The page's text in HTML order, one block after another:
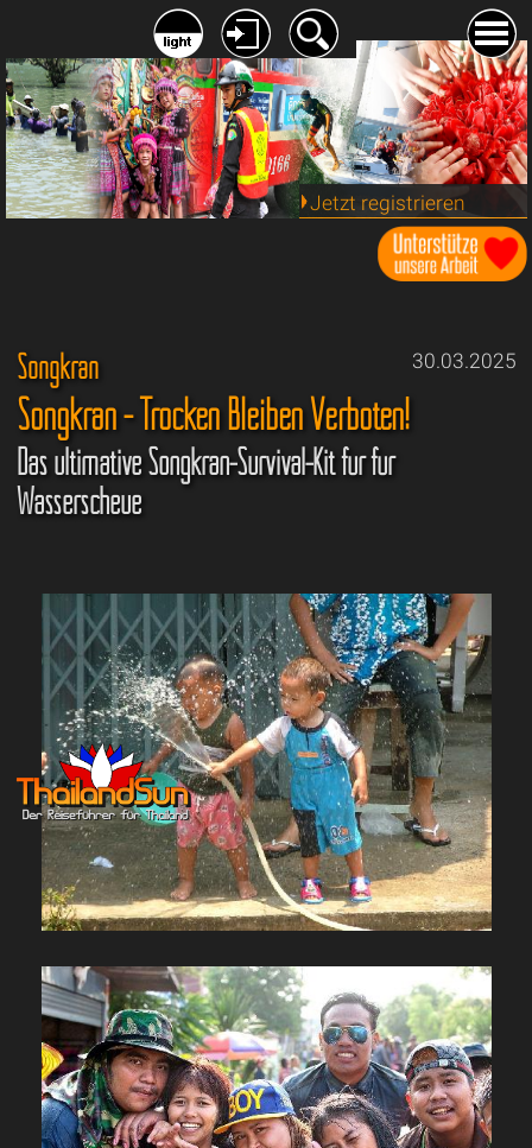
Jetzt registrieren
30.03.2025
Songkran
Songkran - Trocken Bleiben Verboten!
Das ultimative Songkran-Survival-Kit für für
Wasserscheue